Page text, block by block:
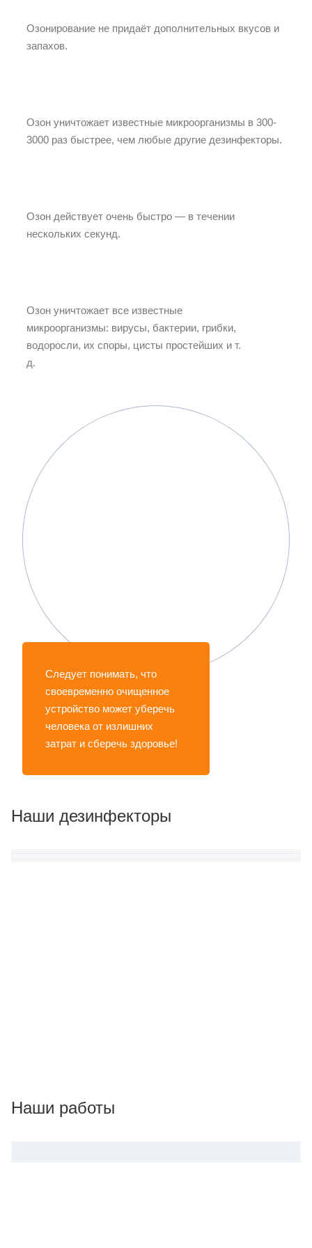
Озонирование не придаёт дополнительных вкусов и
запахов.
Озон уничтожает известные микроорганизмы в 300-
3000 раз быстрее, чем любые другие дезинфекторы.
Озон действует очень быстро — в течении
нескольких секунд.
Озон уничтожает все известные
микроорганизмы: вирусы, бактерии, грибки,
водоросли, их споры, цисты простейших и т.
д.
Следует понимать, что
своевременно очищенное
устройство может уберечь
человека от излишних
затрат и сберечь здоровье!
Наши дезинфекторы
Наши работы